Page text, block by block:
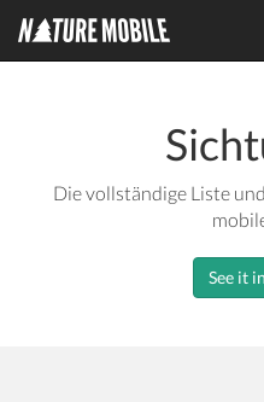
Die vollständige Liste
See it